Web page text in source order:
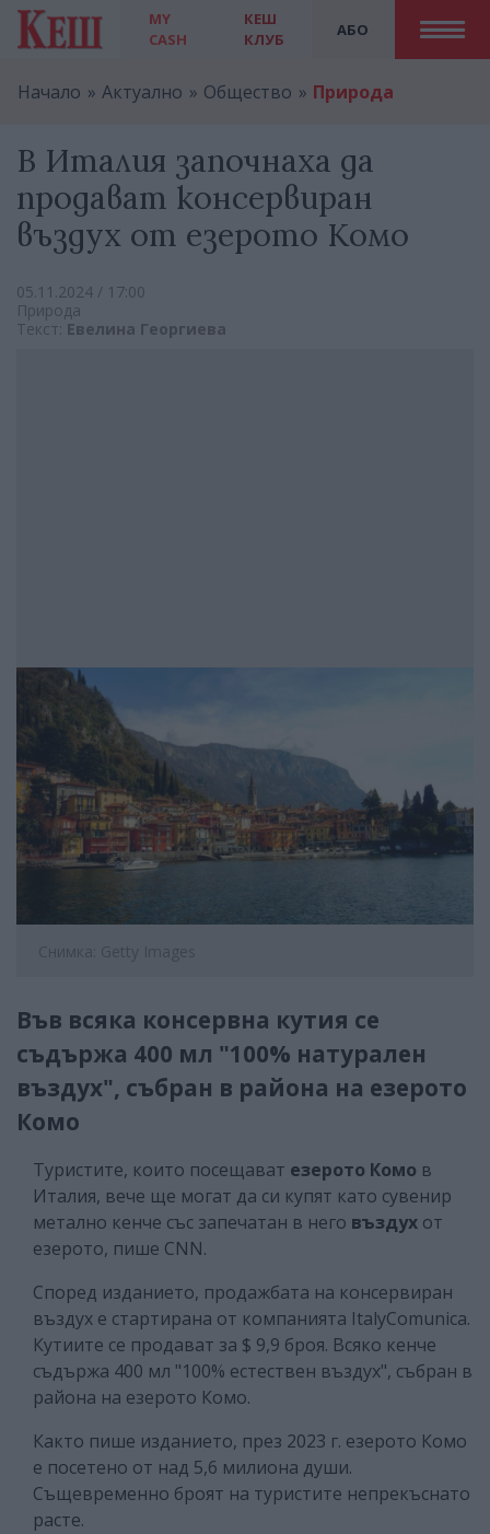
MY
CASH
АБО
КЕШ
КЛУБ
Начало Актуално Общество Природа
В Италия започнаха да
продават консервиран
въздух от езерото Комо
05.11.2024 / 17:00
Природа
Текст: Евелина Георгиева
Снимка: Getty Images
Във всяка консервна кутия се
съдържа 400 мл "100% натурален
въздух", събран в района на езерото
Комо
Туристите, които посещават езерото Комо в
Италия, вече ще могат да си купят като сувенир
метално кенче със запечатан в него въздух от
езерото, пише CNN.
Според изданието, продажбата на консервиран
въздух е стартирана от компанията ItalyComunica.
Кутиите се продават за $ 9,9 броя. Всяко кенче
съдържа 400 мл "100% естествен въздух", събран в
района на езерото Комо.
Както пише изданието, през 2023 г. езерото Комо
е посетено от над 5,6 милиона души.
Същевременно броят на туристите непрекъснато
расте.